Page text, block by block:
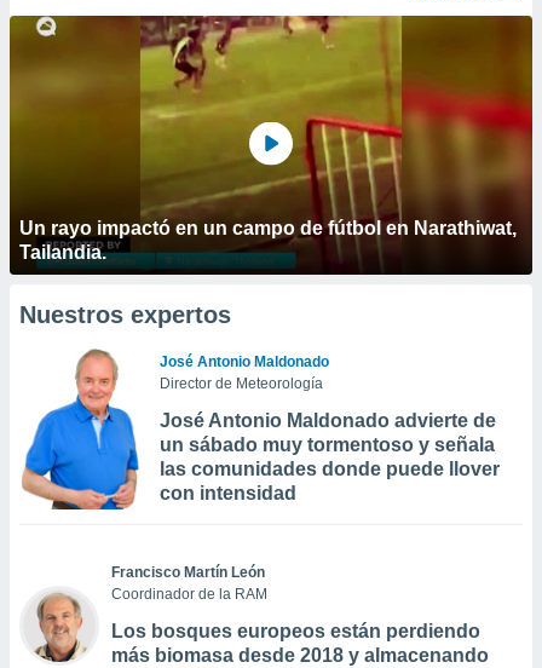
Un rayo impactó en un campo de fútbol en Narathiwat,
Tailandia.
Nuestros expertos
José Antonio Maldonado
Director de Meteorología
José Antonio Maldonado advierte de
un sábado muy tormentoso y señala
las comunidades donde puede llover
con intensidad
Francisco Martín León
Coordinador de la RAM
Los bosques europeos están perdiendo
más biomasa desde 2018 y almacenando